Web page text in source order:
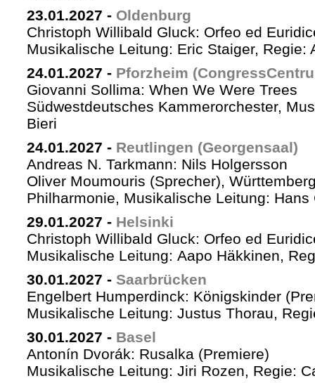
23.01.2027 - Oldenburg
Christoph Willibald Gluck: Orfeo ed
Musikalische Leitung: Eric Staiger, Regie:
24.01.2027 - Pforzheim
Giovanni Sollima: When We Were Trees
Südwestdeutsches Kammerorchester,
Bieri
24.01.2027 - Reutlingen (Georgensaal)
Andreas N. Tarkmann: Nils Holgersson
Oliver Moumouris (Sprecher),
Philharmonie, Musikalische Leitung: Hans
29.01.2027 - Helsinki
Christoph Willibald Gluck: Orfeo ed
Musikalische Leitung: Aapo Häkkinen,
30.01.2027 - Saarbrücken
Engelbert Humperdinck: Königskinder
Musikalische Leitung: Justus Thorau,
30.01.2027 - Basel
Antonín Dvorák: Rusalka (Premiere)
Musikalische Leitung: Jiri Rozen, Regie: